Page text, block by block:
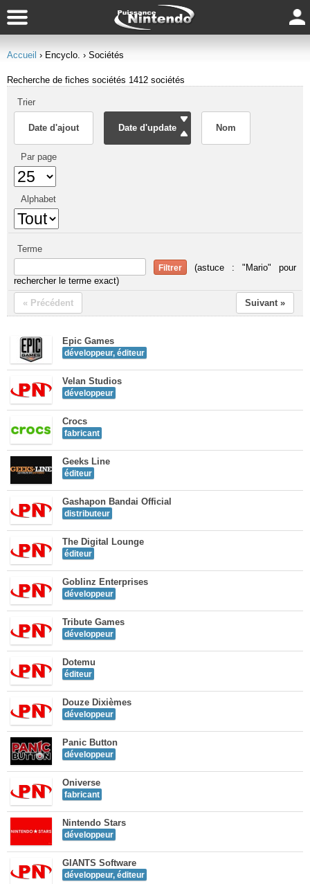
Accueil › Encyclo. › Sociétés
Recherche de fiches sociétés 1412 sociétés
Trier
Date d'ajout Date d'update Nom
Par page
Alphabet
Terme
(astuce : "Mario" pour
rechercher le terme exact)
« Précédent Suivant »
Epic Games
développeur, éditeur
Velan Studios
développeur
Crocs
fabricant
Geeks Line
éditeur
Gashapon Bandai Official
distributeur
The Digital Lounge
éditeur
Goblinz Enterprises
développeur
Tribute Games
développeur
Dotemu
éditeur
Douze Dixièmes
développeur
Panic Button
développeur
Oniverse
fabricant
Nintendo Stars
développeur
GIANTS Software
développeur, éditeur